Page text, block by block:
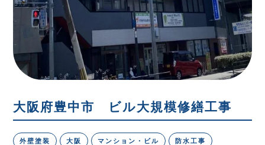
大阪府豊中市 ビル大規模修繕工事
外壁塗装 大阪 マンション・ビル 防水工事